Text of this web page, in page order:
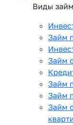
Виды
Займ
Займ
Займ
Займ
Займ